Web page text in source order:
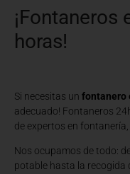
¡Fontaneros
horas!
Si necesitas un fontanero
adecuado! Fontaneros
de expertos en
Nos ocupamos de todo:
potable hasta la recogida